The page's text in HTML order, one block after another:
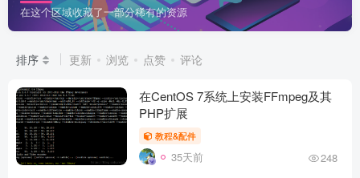
在这个区域收藏了一部分稀有的资源
排序 更新 浏览 点赞 评论
在CentOS 7系统上安装FFmpeg及其
PHP扩展
教程&配件
35天前 248